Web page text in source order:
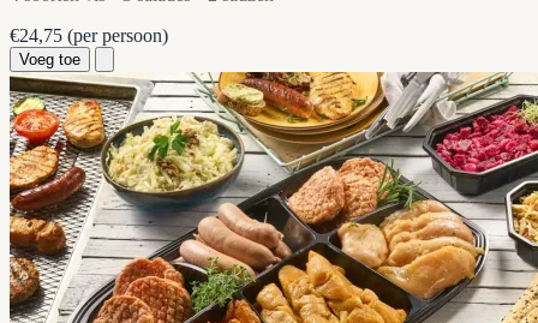
€24,75 (per persoon)
Voeg toe